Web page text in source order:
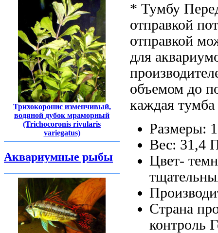
Трихокоронис изменчивый,
водяной дубок мраморный
(Trichocoronis rivularis
variegatus)
Аквариумные рыбы
* Тумбу
отправкой
отправкой
для
объемом до
каждая тумба
Размеры:
Вес: 31,4
Цвет-
Страна
контроль